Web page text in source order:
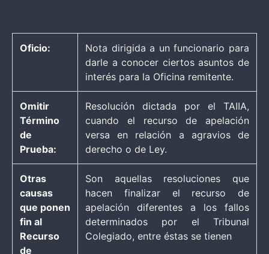
Oficio:
Nota dirigida a un funcionario para
darle a conocer ciertos asuntos de
interés para la Oficina remitente.
Omitir
Término
de
Prueba:
Resolución dictada por el TAIIA,
cuando el recurso de apelación
versa en relación a agravios de
derecho o de Ley.
Otras
causas
que ponen
fin al
Recurso
de
Son aquellas resoluciones que
hacen finalizar el recurso de
apelación diferentes a los fallos
determinados por el Tribunal
Colegiado, entre éstas se tienen